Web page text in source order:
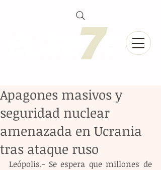
Apagones masivos y
seguridad nuclear
amenazada en Ucrania
tras ataque ruso
Leópolis.- Se espera que millones de